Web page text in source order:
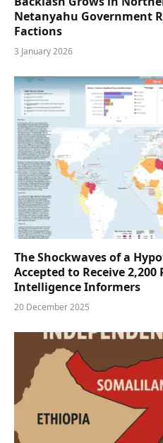
Netanyahu Government
Factions
3 January 2026
The Shockwaves of a
Accepted to Receive
Intelligence Informers
20 December 2025